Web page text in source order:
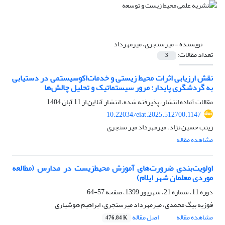
نویسنده =میرسنجری، میرمهرداد
تعداد مقالات: 3
نقش ارزیابی اثرات محیط زیستی و خدمات‌اکوسیستمی در دستیابی
به گردشگری پایدار: مرور سیستماتیک و تحلیل چالش‌ها
مقالات آماده انتشار، پذیرفته شده، انتشار آنلاین از11 آبان 1404
10.22034/eiat.2025.512700.1147
زینب حسین نژاد، میرمهرداد میر سنجری
مشاهده مقاله
اولویت‌‌بندی ضرورت‌‌های آموزش محیط‌زیست در مدارس (مطالعه
موردی معلمان شهر ایلام)
دوره 11، شماره 21، شهریور 1399، صفحه
57-64
فوزیه بیگ محمدی، میرمهرداد میرسنجری، ابراهیم هوشیاری
مشاهده مقاله
اصل مقاله 476.84 K